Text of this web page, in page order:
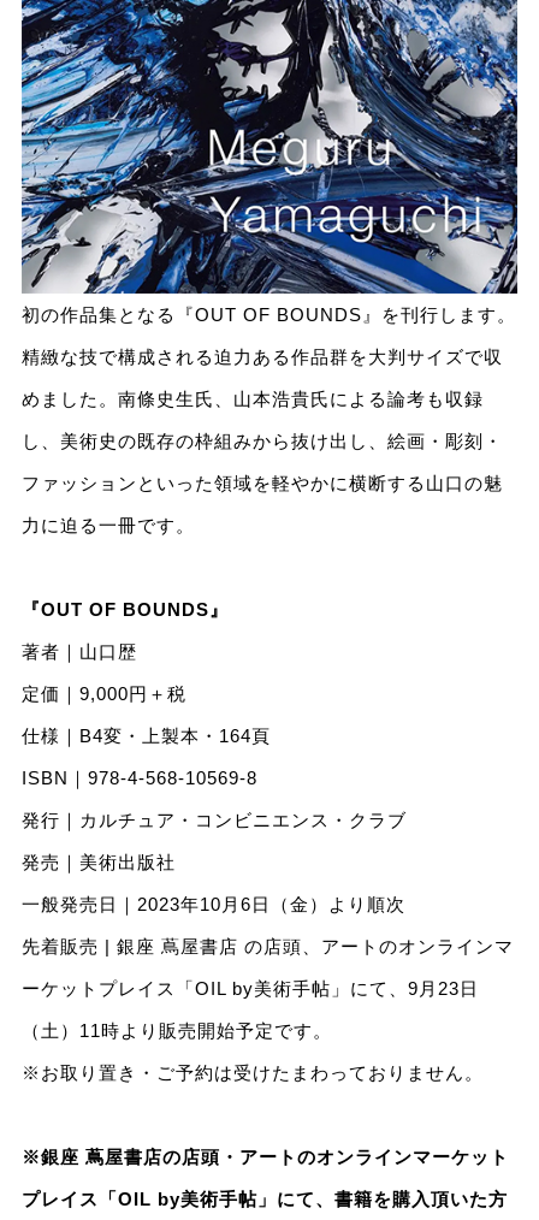
初の作品集となる『OUT OF BOUNDS』を刊行します。
精緻な技で構成される迫力ある作品群を大判サイズで収
めました。南條史生氏、山本浩貴氏による論考も収録
し、美術史の既存の枠組みから抜け出し、絵画・彫刻・
ファッションといった領域を軽やかに横断する山口の魅
力に迫る一冊です。
『OUT OF BOUNDS』
著者｜山口歴
定価｜9,000円＋税
仕様｜B4変・上製本・164頁
ISBN｜978-4-568-10569-8
発⾏｜カルチュア・コンビニエンス・クラブ
発売｜美術出版社
⼀般発売⽇｜2023年10⽉6⽇（金）より順次
先着販売 | 銀座 蔦屋書店 の店頭、アートのオンラインマ
ーケットプレイス「OIL by美術⼿帖」にて、9月23日
（土）11時より販売開始予定です。
※お取り置き・ご予約は受けたまわっておりません。
※銀座 蔦屋書店の店頭・アートのオンラインマーケット
プレイス「OIL by美術⼿帖」にて、書籍を購入頂いた方